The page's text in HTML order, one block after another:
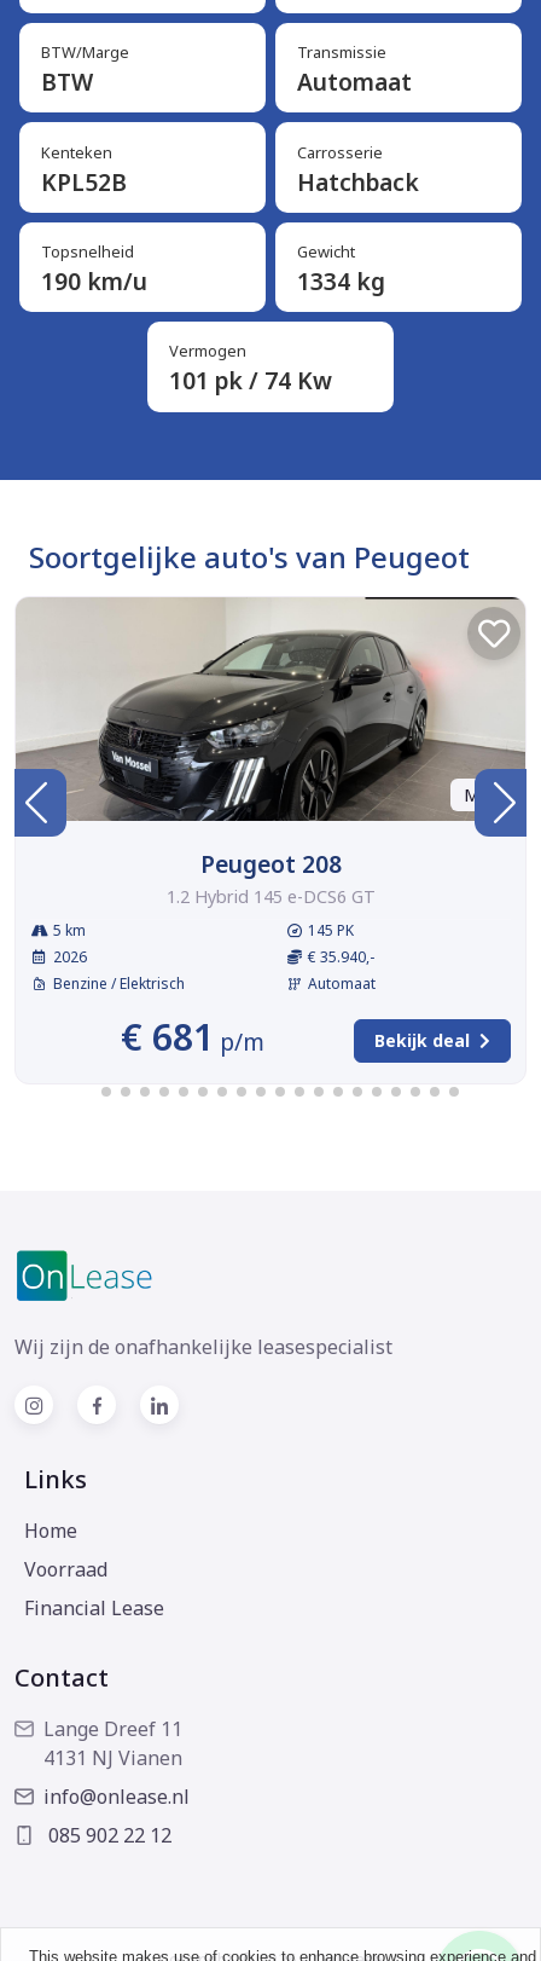
BTW/Marge
BTW
Transmissie
Automaat
Kenteken
KPL52B
Carrosserie
Hatchback
Topsnelheid
190 km/u
Gewicht
1334 kg
Vermogen
101 pk / 74 Kw
Soortgelijke auto's van Peugeot
Marge
Peugeot 208
1.2 Hybrid 145 e-DCS6 GT
5 km
2026
Benzine / Elektrisch
145 PK
€ 35.940,-
Automaat
€ 681 p/m Bekijk deal
Wij zijn de onafhankelijke leasespecialist
Links
Home
Voorraad
Financial Lease
Contact
Lange Dreef 11
4131 NJ Vianen
info@onlease.nl
085 902 22 12
This website makes use of cookies to enhance browsing experience and